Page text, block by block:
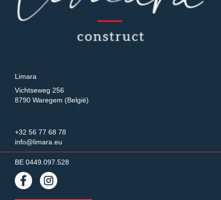
Limara
Vichtseweg 256
8790 Waregem (België)
+32 56 77 68 78
info@limara.eu
BE 0449.097.528